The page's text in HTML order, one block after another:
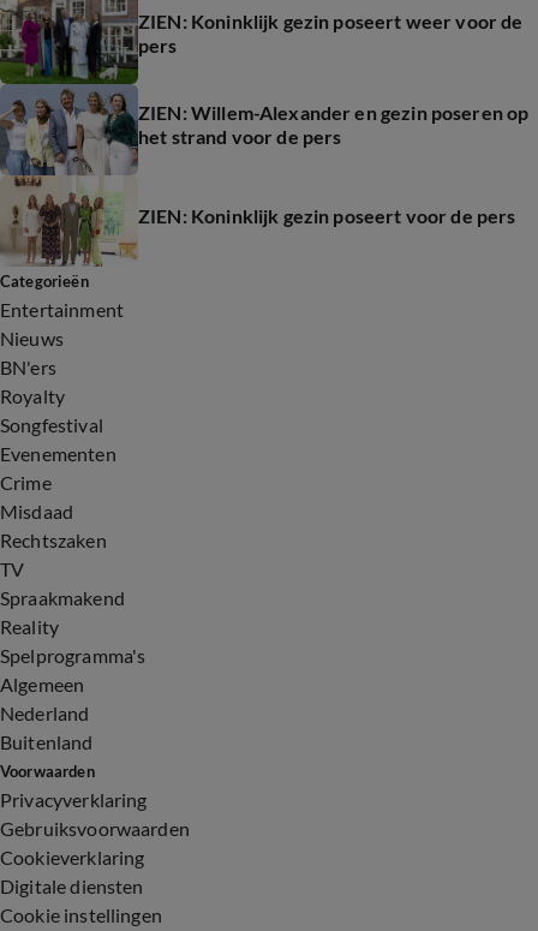
ZIEN: Koninklijk gezin poseert weer voor de
pers
ZIEN: Willem-Alexander en gezin poseren op
het strand voor de pers
ZIEN: Koninklijk gezin poseert voor de pers
Categorieën
Entertainment
Nieuws
BN'ers
Royalty
Songfestival
Evenementen
Crime
Misdaad
Rechtszaken
TV
Spraakmakend
Reality
Spelprogramma's
Algemeen
Nederland
Buitenland
Voorwaarden
Privacyverklaring
Gebruiksvoorwaarden
Cookieverklaring
Digitale diensten
Cookie instellingen